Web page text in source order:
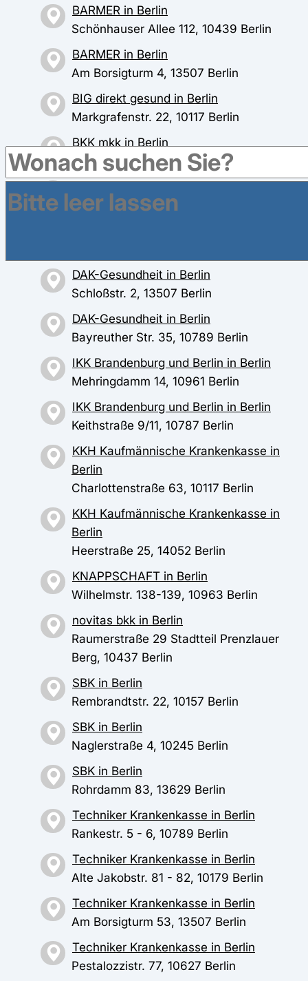
BARMER in Berlin
Schönhauser Allee 112, 10439 Berlin
BARMER in Berlin
Am Borsigturm 4, 13507 Berlin
BIG direkt gesund in Berlin
Markgrafenstr. 22, 10117 Berlin
BKK mkk in Berlin
Prenzlauer Allee 96, 10409 Berlin
BKK ProVita in Berlin
Lychener Straße 20, 10437 Berlin
DAK-Gesundheit in Berlin
Schloßstr. 2, 13507 Berlin
DAK-Gesundheit in Berlin
Bayreuther Str. 35, 10789 Berlin
IKK Brandenburg und Berlin in Berlin
Mehringdamm 14, 10961 Berlin
IKK Brandenburg und Berlin in Berlin
Keithstraße 9/11, 10787 Berlin
KKH Kaufmännische Krankenkasse in
Berlin
Charlottenstraße 63, 10117 Berlin
KKH Kaufmännische Krankenkasse in
Berlin
Heerstraße 25, 14052 Berlin
KNAPPSCHAFT in Berlin
Wilhelmstr. 138-139, 10963 Berlin
novitas bkk in Berlin
Raumerstraße 29 Stadtteil Prenzlauer
Berg, 10437 Berlin
SBK in Berlin
Rembrandtstr. 22, 10157 Berlin
SBK in Berlin
Naglerstraße 4, 10245 Berlin
SBK in Berlin
Rohrdamm 83, 13629 Berlin
Techniker Krankenkasse in Berlin
Rankestr. 5 - 6, 10789 Berlin
Techniker Krankenkasse in Berlin
Alte Jakobstr. 81 - 82, 10179 Berlin
Techniker Krankenkasse in Berlin
Am Borsigturm 53, 13507 Berlin
Techniker Krankenkasse in Berlin
Pestalozzistr. 77, 10627 Berlin